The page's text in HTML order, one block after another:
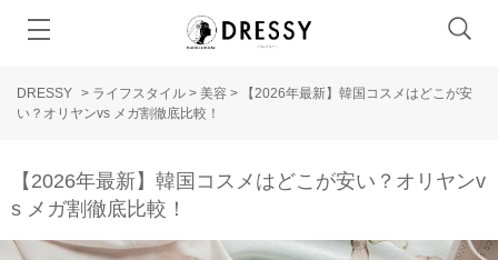
DRESSY > ライフスタイル > 美容 >
【2026年最新】韓国コスメはどこが安
い？オリヤンvs メガ割徹底比較！
【2026年最新】韓国コスメはどこが安い？オリヤンv
s メガ割徹底比較！